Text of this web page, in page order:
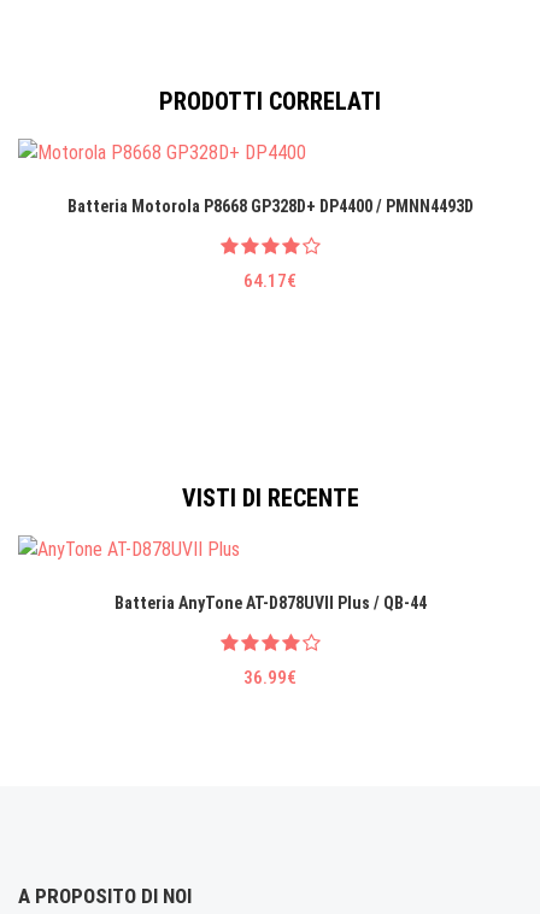
PRODOTTI CORRELATI
Batteria Motorola P8668 GP328D+ DP4400 / PMNN4493D
64.17€
VISTI DI RECENTE
Batteria AnyTone AT-D878UVII Plus / QB-44
36.99€
A PROPOSITO DI NOI